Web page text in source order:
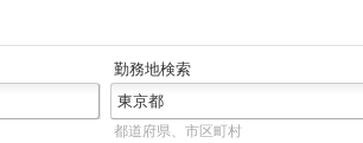
勤務地検索
都道府県、市区町村